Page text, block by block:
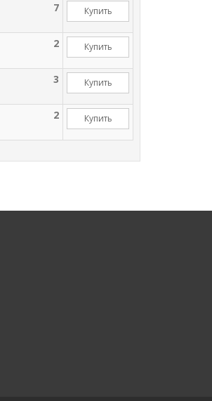
7 Купить
2 Купить
3 Купить
2 Купить